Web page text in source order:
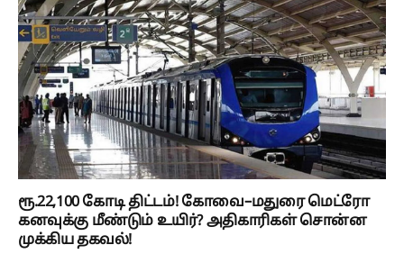
ரூ.22,100 கோடி திட்டம்! கோவை–மதுரை மெட்ரோ
கனவுக்கு மீண்டும் உயிர்? அதிகாரிகள் சொன்ன
முக்கிய தகவல்!